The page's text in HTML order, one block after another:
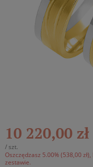
10 220,00 zł
/ szt.
Oszczędzasz 5.00% (538,00
zestawie.